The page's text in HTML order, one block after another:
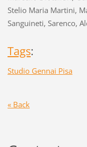
Stelio Maria Martini,
Sanguineti, Sarenco,
Tags:
Studio Gennai Pisa
« Back